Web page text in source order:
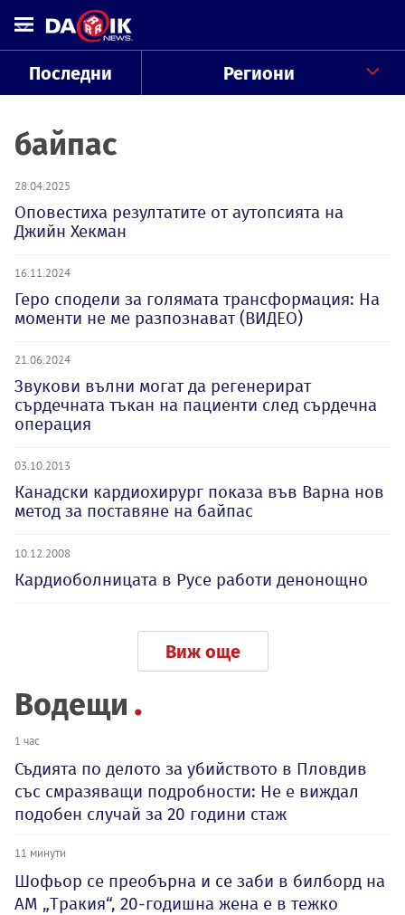
Последни Региони
байпас
28.04.2025
Оповестиха резултатите от аутопсията на
Джийн Хекман
16.11.2024
Геро сподели за голямата трансформация: На
моменти не ме разпознават (ВИДЕО)
21.06.2024
Звукови вълни могат да регенерират
сърдечната тъкан на пациенти след сърдечна
операция
03.10.2013
Канадски кардиохирург показа във Варна нов
метод за поставяне на байпас
10.12.2008
Кардиоболницата в Русе работи денонощно
Виж още
Водещи
1 час
Съдията по делото за убийството в Пловдив
със смразяващи подробности: Не е виждал
подобен случай за 20 години стаж
11 минути
Шофьор се преобърна и се заби в билборд на
АМ „Тракия“, 20-годишна жена е в тежко